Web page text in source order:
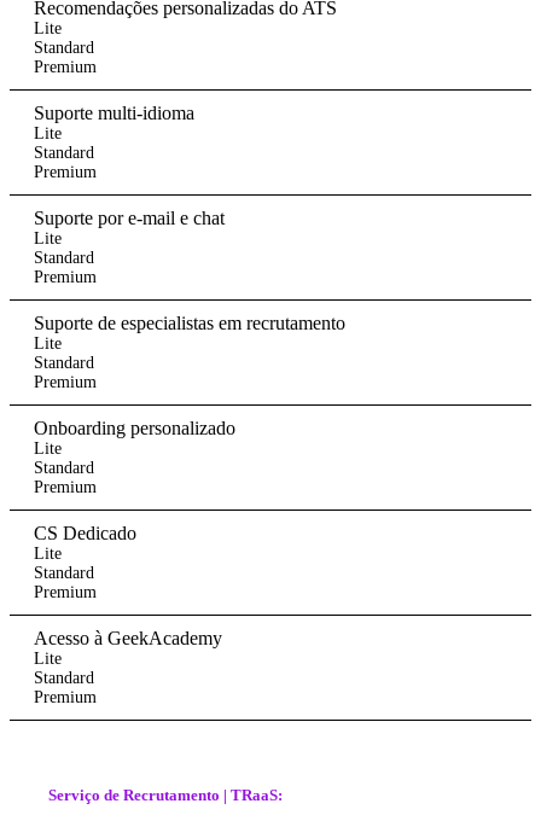
Recomendações personalizadas do ATS
Lite
Standard
Premium
Suporte multi-idioma
Lite
Standard
Premium
Suporte por e-mail e chat
Lite
Standard
Premium
Suporte de especialistas em recrutamento
Lite
Standard
Premium
Onboarding personalizado
Lite
Standard
Premium
CS Dedicado
Lite
Standard
Premium
Acesso à GeekAcademy
Lite
Standard
Premium
Serviço de Recrutamento | TRaaS: